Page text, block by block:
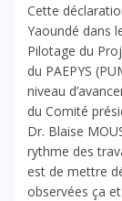
Cette
Yaoundé dans
Pilotage du
du PAEPYS
niveau
du Comité
Dr. Blaise
rythme des
est de mettre
observées ça